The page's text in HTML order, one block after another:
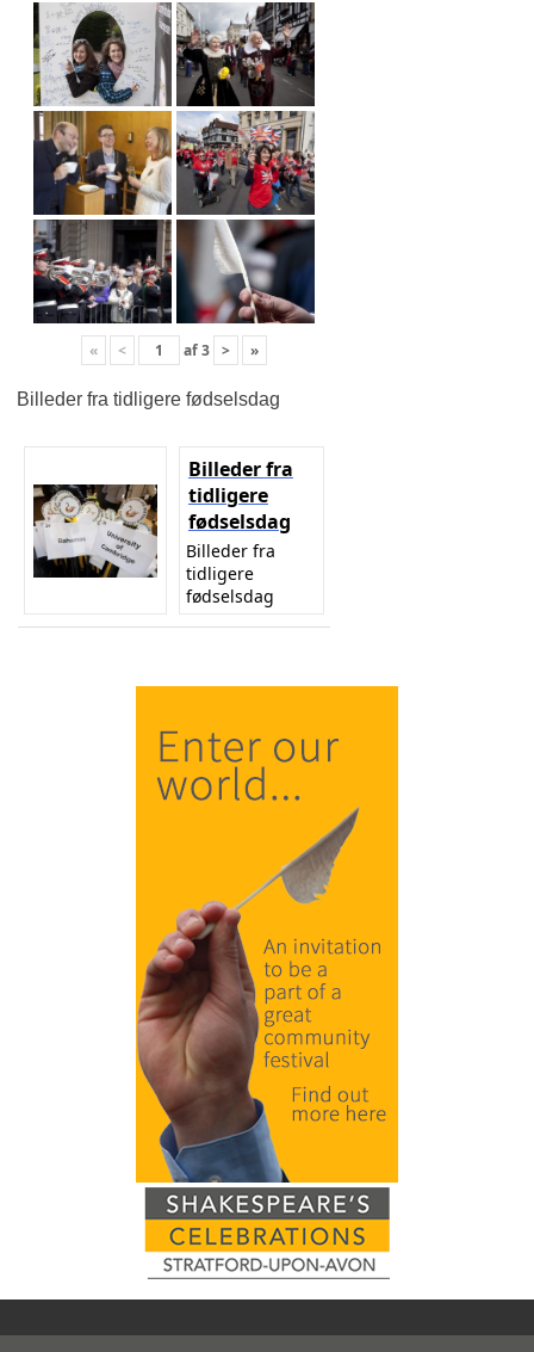
« < af3 > »
Billeder fra tidligere fødselsdag
Billeder fra
tidligere
fødselsdag
Billeder fra
tidligere
fødselsdag